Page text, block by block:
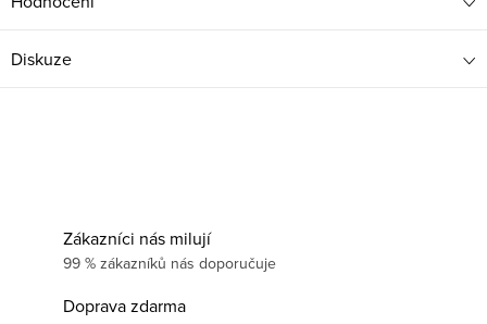
Diskuze
Zákazníci nás milují
99 % zákazníků nás doporučuje
Doprava zdarma